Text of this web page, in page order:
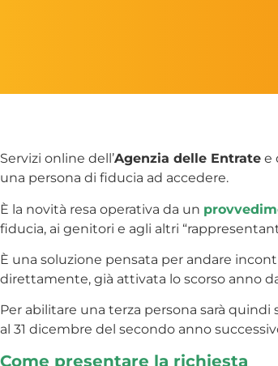
Servizi online dell’Agenzia delle Entrate e
una persona di fiducia ad accedere.
È la novità resa operativa da un
fiducia, ai genitori e agli altri
È una soluzione pensata per andare
direttamente, già attivata lo scorso anno
Per abilitare una terza persona sarà
al 31 dicembre del secondo anno
Come presentare la richiesta